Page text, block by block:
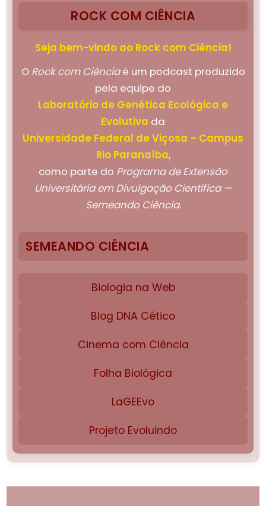
ROCK COM CIÊNCIA
Seja bem-vindo ao Rock com Ciência!
O Rock com Ciênciaé um podcast produzido
pela equipe do
Laboratório de Genética Ecológica e
Evolutiva da
Universidade Federal de Viçosa – Campus
Rio Paranaíba,
como parte do Programa de Extensão
Universitária em Divulgação Científica —
Semeando Ciência.
SEMEANDO CIÊNCIA
Biologia na Web
Blog DNA Cético
Cinema com Ciência
Folha Biológica
LaGEEvo
Projeto Evoluindo